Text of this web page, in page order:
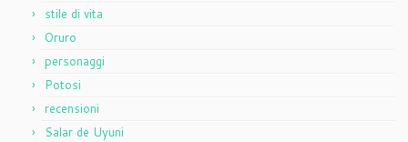
stile di vita
Oruro
personaggi
Potosi
recensioni
Salar de Uyuni